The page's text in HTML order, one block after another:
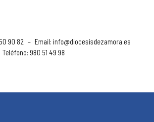
90 82 – Email: info@diocesisdezamora.es
Teléfono: 980 51 49 98